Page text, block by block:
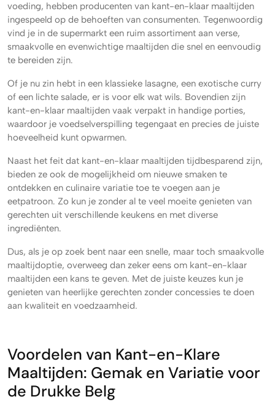
voeding, hebben producenten van kant-en-klaar maaltijden
ingespeeld op de behoeften van consumenten. Tegenwoordig
vind je in de supermarkt een ruim assortiment aan verse,
smaakvolle en evenwichtige maaltijden die snel en eenvoudig
te bereiden zijn.
Of je nu zin hebt in een klassieke lasagne, een exotische curry
of een lichte salade, er is voor elk wat wils. Bovendien zijn
kant-en-klaar maaltijden vaak verpakt in handige porties,
waardoor je voedselverspilling tegengaat en precies de juiste
hoeveelheid kunt opwarmen.
Naast het feit dat kant-en-klaar maaltijden tijdbesparend zijn,
bieden ze ook de mogelijkheid om nieuwe smaken te
ontdekken en culinaire variatie toe te voegen aan je
eetpatroon. Zo kun je zonder al te veel moeite genieten van
gerechten uit verschillende keukens en met diverse
ingrediënten.
Dus, als je op zoek bent naar een snelle, maar toch smaakvolle
maaltijdoptie, overweeg dan zeker eens om kant-en-klaar
maaltijden een kans te geven. Met de juiste keuzes kun je
genieten van heerlijke gerechten zonder concessies te doen
aan kwaliteit en voedzaamheid.
Voordelen van Kant-en-Klare
Maaltijden: Gemak en Variatie voor
de Drukke Belg